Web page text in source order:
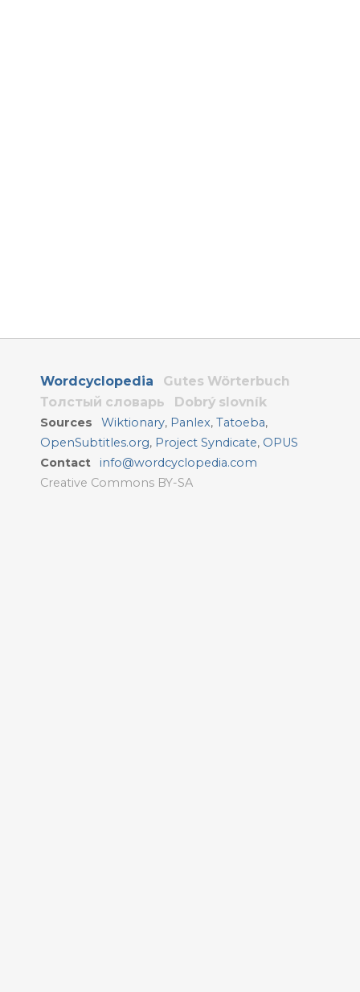
Wordcyclopedia
Gutes Wörterbuch
Толстый словарь
Dobrý slovník
Sources Wiktionary, Panlex,Tatoeba,
OpenSubtitles.org, Project Syndicate, OPUS
Contact
info@wordcyclopedia.com
Creative Commons BY-SA